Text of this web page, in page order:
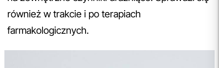
również w trakcie i po terapiach
farmakologicznych.